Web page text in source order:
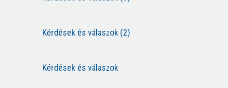
Kérdések és válaszok (2)
Kérdések és válaszok